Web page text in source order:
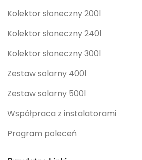
Kolektor słoneczny 200l
Kolektor słoneczny 240l
Kolektor słoneczny 300l
Zestaw solarny 400l
Zestaw solarny 500l
Współpraca z instalatorami
Program poleceń